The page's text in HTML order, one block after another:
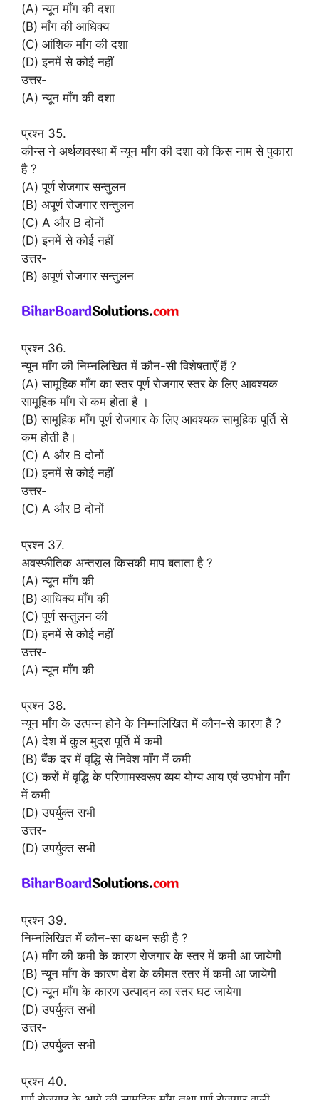
(A) न्यून माँग की दशा
(B) माँग की आधिक्य
(C) आंशिक माँग की दशा
(D) इनमें से कोई नहीं
उत्तर-
(A) न्यून माँग की दशा
प्रश्न 35.
कीन्स ने अर्थव्यवस्था में न्यून माँग की दशा को किस नाम से पुकारा
है ?
(A) पूर्ण रोजगार सन्तुलन
(B) अपूर्ण रोजगार सन्तुलन
(C) A और B दोनों
(D) इनमें से कोई नहीं
उत्तर-
(B) अपूर्ण रोजगार सन्तुलन
प्रश्न 36.
न्यून माँग की निम्नलिखित में कौन-सी विशेषताएँ हैं ?
(A) सामूहिक माँग का स्तर पूर्ण रोजगार स्तर के लिए आवश्यक
सामूहिक माँग से कम होता है ।
(B) सामूहिक माँग पूर्ण रोजगार के लिए आवश्यक सामूहिक पूर्ति से
कम होती है।
(C) A और B दोनों
(D) इनमें से कोई नहीं
उत्तर-
(C) A और B दोनों
प्रश्न 37.
अवस्फीतिक अन्तराल किसकी माप बताता है ?
(A) न्यून माँग की
(B) आधिक्य माँग की
(C) पूर्ण सन्तुलन की
(D) इनमें से कोई नहीं
उत्तर-
(A) न्यून माँग की
प्रश्न 38.
न्यून माँग के उत्पन्न होने के निम्नलिखित में कौन-से कारण हैं ?
(A) देश में कुल मुद्रा पूर्ति में कमी
(B) बैंक दर में वृद्धि से निवेश माँग में कमी
(C) करों में वृद्धि के परिणामस्वरूप व्यय योग्य आय एवं उपभोग माँग
में कमी
(D) उपर्युक्त सभी
उत्तर-
(D) उपर्युक्त सभी
प्रश्न 39.
निम्नलिखित में कौन-सा कथन सही है ?
(A) माँग की कमी के कारण रोजगार के स्तर में कमी आ जायेगी
(B) न्यून माँग के कारण देश के कीमत स्तर में कमी आ जायेगी
(C) न्यून माँग के कारण उत्पादन का स्तर घट जायेगा
(D) उपर्युक्त सभी
उत्तर-
(D) उपर्युक्त सभी
प्रश्न 40.